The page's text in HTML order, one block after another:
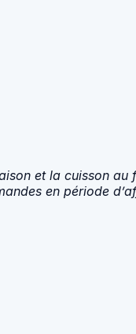
et la cuisson au
en période